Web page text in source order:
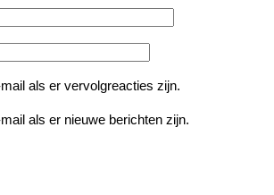
als er vervolgreacties zijn.
als er nieuwe berichten zijn.